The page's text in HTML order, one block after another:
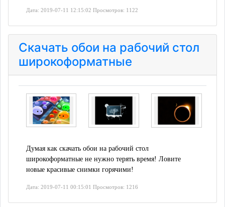
Дата: 2019-07-11 12:15:02 Просмотров: 1122
Скачать обои на рабочий стол
широкоформатные
Думая как скачать обои на рабочий стол
широкоформатные не нужно терять время! Ловите
новые красивые снимки горячими!
Дата: 2019-07-11 00:15:01 Просмотров: 1216